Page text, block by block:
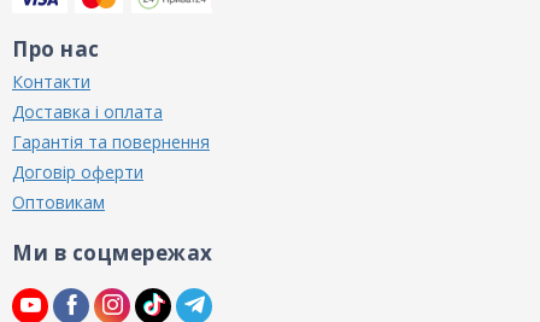
Про нас
Контакти
Доставка і оплата
Гарантія та повернення
Договір оферти
Оптовикам
Ми в соцмережах